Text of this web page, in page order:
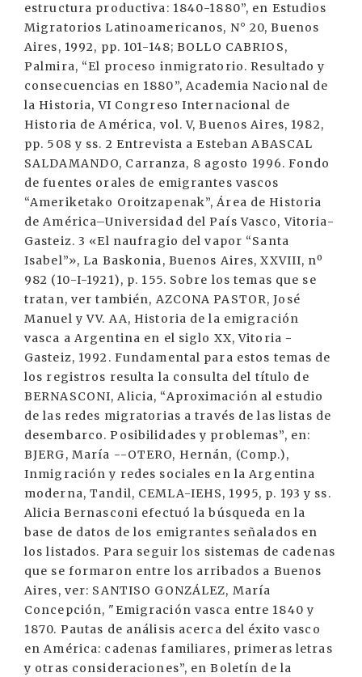
estructura productiva: 1840-1880”, en Estudios
Migratorios Latinoamericanos, N° 20, Buenos
Aires, 1992, pp. 101-148; BOLLO CABRIOS,
Palmira, “El proceso inmigratorio. Resultado y
consecuencias en 1880”, Academia Nacional de
la Historia, VI Congreso Internacional de
Historia de América, vol. V, Buenos Aires, 1982,
pp. 508 y ss. 2 Entrevista a Esteban ABASCAL
SALDAMANDO, Carranza, 8 agosto 1996. Fondo
de fuentes orales de emigrantes vascos
“Ameriketako Oroitzapenak”, Área de Historia
de América–Universidad del País Vasco, Vitoria-
Gasteiz. 3 «El naufragio del vapor “Santa
Isabel”», La Baskonia, Buenos Aires, XXVIII, nº
982 (10-I-1921), p. 155. Sobre los temas que se
tratan, ver también, AZCONA PASTOR, José
Manuel y VV. AA, Historia de la emigración
vasca a Argentina en el siglo XX, Vitoria -
Gasteiz, 1992. Fundamental para estos temas de
los registros resulta la consulta del título de
BERNASCONI, Alicia, “Aproximación al estudio
de las redes migratorias a través de las listas de
desembarco. Posibilidades y problemas”, en:
BJERG, María --OTERO, Hernán, (Comp.),
Inmigración y redes sociales en la Argentina
moderna, Tandil, CEMLA-IEHS, 1995, p. 193 y ss.
Alicia Bernasconi efectuó la búsqueda en la
base de datos de los emigrantes señalados en
los listados. Para seguir los sistemas de cadenas
que se formaron entre los arribados a Buenos
Aires, ver: SANTISO GONZÁLEZ, María
Concepción, "Emigración vasca entre 1840 y
1870. Pautas de análisis acerca del éxito vasco
en América: cadenas familiares, primeras letras
y otras consideraciones”, en Boletín de la